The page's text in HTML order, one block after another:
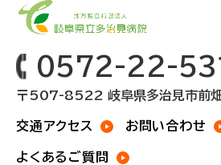
0572-22-
〒507-8522 岐阜県多治見市前
交通アクセス お問い合わせ
よくあるご質問